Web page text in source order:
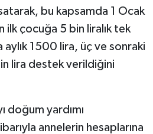
bu kapsamda 1 Ocak
ilk çocuğa 5 bin liralık tek
1500 lira, üç ve sonraki
lira destek verildiğini
doğum yardımı
annelerin hesaplarına